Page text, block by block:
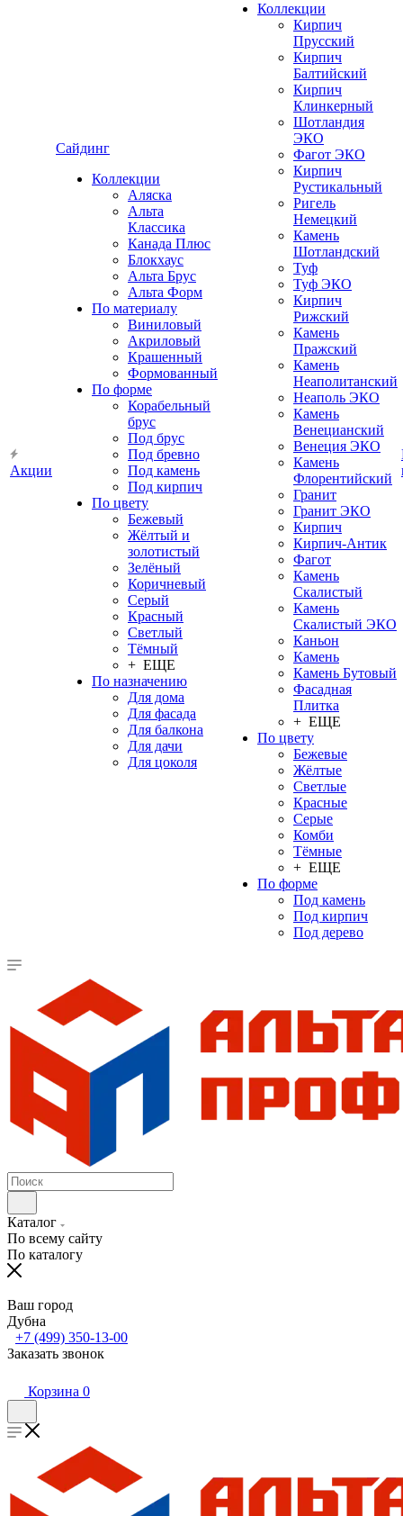
Акции
Сайдинг
Коллекции
Аляска
Альта
Классика
Канада Плюс
Блокхаус
Альта Брус
Альта Форм
По материалу
Виниловый
Акриловый
Крашенный
Формованный
По форме
Корабельный
брус
Под брус
Под бревно
Под камень
Под кирпич
По цвету
Бежевый
Жёлтый и
золотистый
Зелёный
Коричневый
Серый
Красный
Светлый
Тёмный
+ ЕЩЕ
По назначению
Для дома
Для фасада
Для балкона
Для дачи
Для цоколя
Коллекции
Кирпич
Прусский
Кирпич
Балтийский
Кирпич
Клинкерный
Шотландия
ЭКО
Фагот ЭКО
Кирпич
Рустикальный
Ригель
Немецкий
Камень
Шотландский
Туф
Туф ЭКО
Кирпич
Рижский
Камень
Пражский
Камень
Неаполитанский
Неаполь ЭКО
Камень
Венецианский
Венеция ЭКО
Камень
Флорентийский
Гранит
Гранит ЭКО
Кирпич
Кирпич-Антик
Фагот
Камень
Скалистый
Камень
Скалистый ЭКО
Каньон
Камень
Камень Бутовый
Фасадная
Плитка
+ ЕЩЕ
По цвету
Бежевые
Жёлтые
Светлые
Красные
Серые
Комби
Тёмные
+ ЕЩЕ
По форме
Под камень
Под кирпич
Под дерево
Каталог
По всему сайту
По каталогу
Ваш город
Дубна
+7 (499) 350-13-00
Заказать звонок
Корзина 0